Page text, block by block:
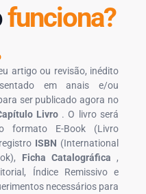
funciona?
artigo ou revisão, inédito
em anais e/ou
ser publicado agora no
Livro. O livro será
formato E-Book (Livro
ISBN (International
Ficha Catalográfica ,
Índice Remissivo e
necessários para